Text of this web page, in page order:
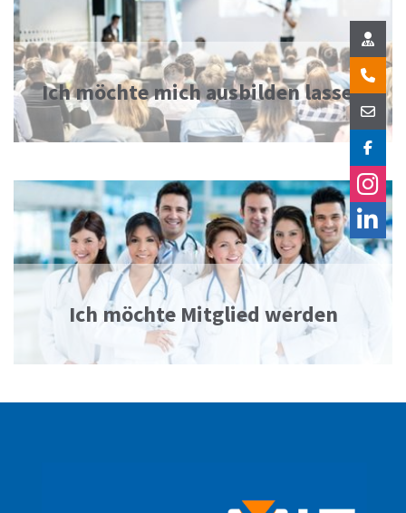
Ich möchte mich ausbilden lassen
Ich möchte Mitglied werden